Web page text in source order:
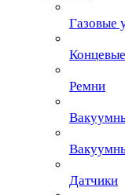
Газовые
Ремни
Датчики